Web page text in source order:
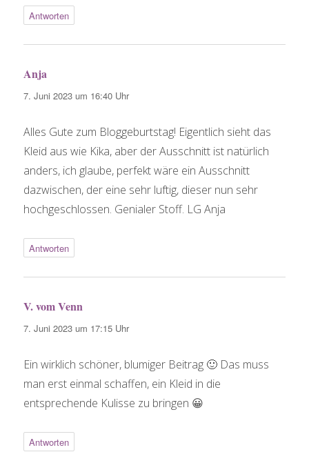
Antworten
Anja
7. Juni 2023 um 16:40 Uhr
Alles Gute zum Bloggeburtstag! Eigentlich sieht das
Kleid aus wie Kika, aber der Ausschnitt ist natürlich
anders, ich glaube, perfekt wäre ein Ausschnitt
dazwischen, der eine sehr luftig, dieser nun sehr
hochgeschlossen. Genialer Stoff. LG Anja
Antworten
V. vom Venn
7. Juni 2023 um 17:15 Uhr
Ein wirklich schöner, blumiger Beitrag 🙂 Das muss
man erst einmal schaffen, ein Kleid in die
entsprechende Kulisse zu bringen 😀
Antworten